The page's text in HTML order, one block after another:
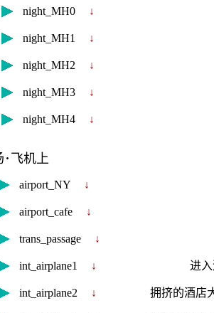
night_MH0 ↓
night_MH1 ↓
night_MH2 ↓
night_MH3 ↓
night_MH4 ↓
･飞机上
airport_NY ↓
airport_cafe ↓
trans_passage ↓
int_airplane1 ↓
int_airplane2 ↓
进
拥挤的酒店